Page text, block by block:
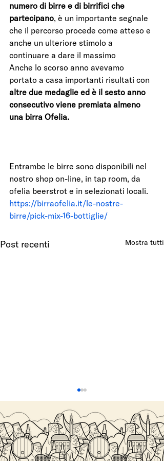
numero di birre e di birrifici che
partecipano, è un importante segnale
che il percorso procede come atteso e
anche un ulteriore stimolo a
continuare a dare il massimo
Anche lo scorso anno avevamo
portato a casa importanti risultati con
altre due medaglie ed è il sesto anno
consecutivo viene premiata almeno
una birra Ofelia.
Entrambe le birre sono disponibili nel
nostro shop on-line, in tap room, da
ofelia beerstrot e in selezionati locali.
https://birraofelia.it/le-nostre-
birre/pick-mix-16-bottiglie/
Post recenti Mostra tutti